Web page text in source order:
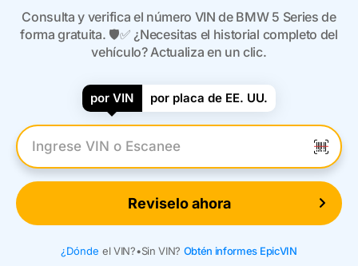
Consulta y verifica el número VIN de BMW 5 Series de
forma gratuita. 🛡️✅ ¿Necesitas el historial completo del
vehículo? Actualiza en un clic.
por VIN por placa de EE. UU.
Introduzca el VIN
Reviselo ahora
¿Dónde el VIN?•Sin VIN? Obtén informes EpicVIN